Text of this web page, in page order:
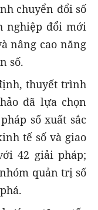
chuyển đổi số
nghiệp đổi mới
nâng cao năng
số.
thuyết trình
đã lựa chọn
số xuất sắc
tế số và giao
42 giải pháp;
quản trị số